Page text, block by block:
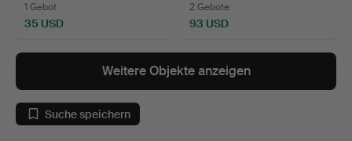
1 Gebot
35 USD
2 Gebote
93 USD
Weitere Objekte anzeigen
Suche speichern